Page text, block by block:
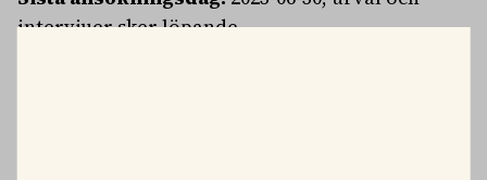
intervjuer sker löpande.